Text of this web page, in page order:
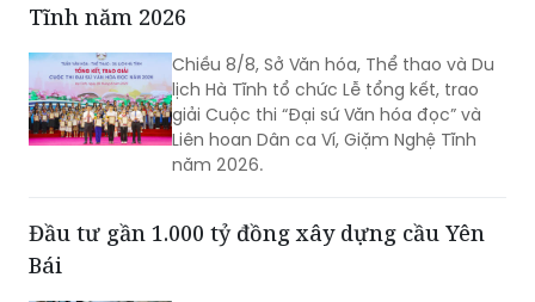
Tĩnh năm 2026
Chiều 8/8, Sở Văn hóa, Thể thao và Du
lịch Hà Tĩnh tổ chức Lễ tổng kết, trao
giải Cuộc thi “Đại sứ Văn hóa đọc” và
Liên hoan Dân ca Ví, Giặm Nghệ Tĩnh
năm 2026.
Đầu tư gần 1.000 tỷ đồng xây dựng cầu Yên
Bái